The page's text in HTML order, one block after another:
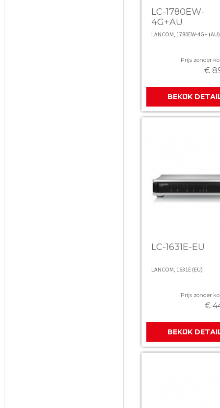
LC-1780EW-
4G+AU
LANCOM, 1780EW-4G+ (AU)
Prijs zonder
€
BEKIJK
LC-1631E-EU
LANCOM, 1631E (EU)
Prijs zonder
€
BEKIJK